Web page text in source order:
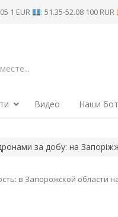
1 EUR : 51.35-52.08 100 RUR
Видео Наши
за добу: на Запоріжжі
в Запорожской области